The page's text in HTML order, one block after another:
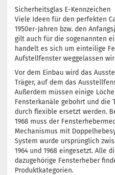
Sicherheitsglas E-Kennzeichen
Viele Ideen für den perfekten
1950er-Jahren bzw. den
gilt auch für die sogenannten
handelt es sich um einteilige
Aufstellfenster weggelassen
Vor dem Einbau wird das
Träger, auf dem das
Außerdem müssen einige
Fensterkanäle gebohrt und die
durch flexible ersetzt werden.
1968 muss der
Mechanismus mit
System wurde ursprünglich
1964 und 1968 eingesetzt. Alle
dazugehörige Fensterheber
Produktkategorien.